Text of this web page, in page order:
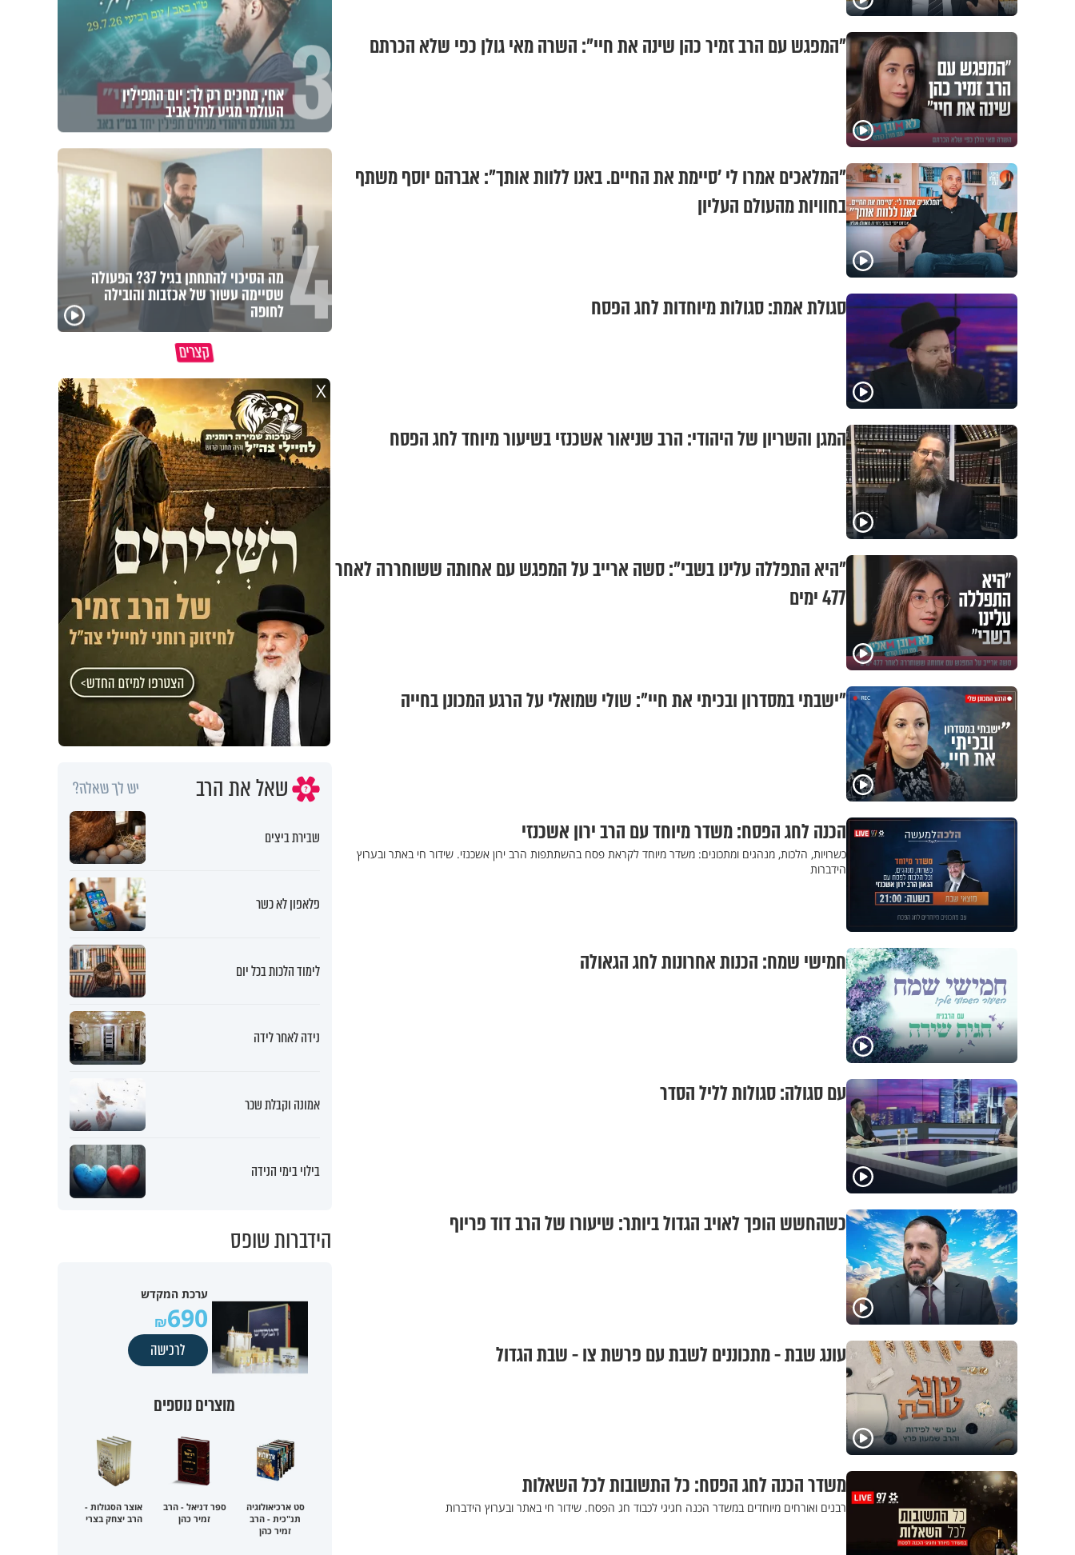
"המפגש עם הרב זמיר כהן שינה את חיי": השרה מאי גולן כפי שלא הכרתם
"המלאכים אמרו לי 'סיימת את החיים. באנו ללוות אותך": אברהם יוסף משתף
בחוויות מהעולם העליון
סגולת אמת: סגולות מיוחדות לחג הפסח
המגן והשריון של היהודי: הרב שניאור אשכנזי בשיעור מיוחד לחג הפסח
"היא התפללה עלינו בשבי": סשה ארייב על המפגש עם אחותה ששוחררה לאחר
477 ימים
"ישבתי במסדרון ובכיתי את חיי": שולי שמואלי על הרגע המכונן בחייה
הכנה לחג הפסח: משדר מיוחד עם הרב ירון אשכנזי
כשרויות, הלכות, מנהגים ומתכונים: משדר מיוחד לקראת פסח בהשתתפות הרב ירון אשכנזי. שידור חי באתר ובערוץ
הידברות
חמישי שמח: הכנות אחרונות לחג הגאולה
עם סגולה: סגולות לליל הסדר
כשהחשש הופך לאויב הגדול ביותר: שיעורו של הרב דוד פריוף
עונג שבת - מתכוננים לשבת עם פרשת צו - שבת הגדול
משדר הכנה לחג הפסח: כל התשובות לכל השאלות
רבנים ואורחים מיוחדים במשדר הכנה חגיגי לכבוד חג הפסח. שידור חי באתר ובערוץ הידברות
3 אחי, מחכים רק לך: יום התפילין
העולמי מגיע לתל אביב
4 מה הסיכוי להתחתן בגיל 37? הפעולה
שסיימה עשור של אכזבות והובילה
לחופה
קצרים
מדוע האמונה נמשלה
גם ׳הרע׳ זה הרחמים של
X
שאל את הרב יש לך שאלה?
שבירת ביצים
פלאפון לא כשר
לימוד הלכות בכל יום
נידה לאחר לידה
אמונה וקבלת שכר
בילוי בימי הנידה
הידברות שופס
ערכת המקדש
690
לרכישה
מוצרים נוספים
סט ארכיאולוגיה
תנ"כית - הרב
זמיר כהן
ספר דניאל - הרב
זמיר כהן
אוצר הסגולות -
הרב יצחק בצרי